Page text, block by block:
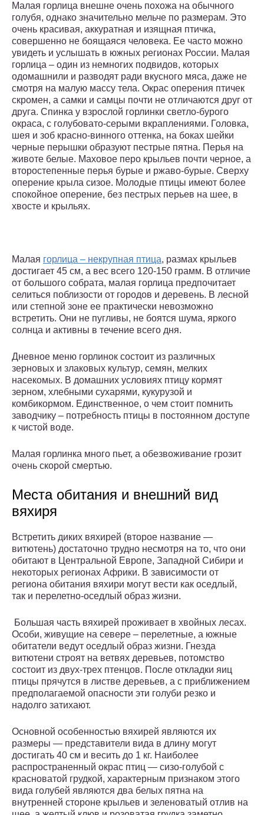
Малая горлица внешне очень похожа на обычного
голубя, однако значительно мельче по размерам. Это
очень красивая, аккуратная и изящная птичка,
совершенно не боящаяся человека. Ее часто можно
увидеть и услышать в южных регионах России. Малая
горлица – один из немногих подвидов, которых
одомашнили и разводят ради вкусного мяса, даже не
смотря на малую массу тела. Окрас оперения птичек
скромен, а самки и самцы почти не отличаются друг от
друга. Спинка у взрослой горлинки светло-бурого
окраса, с голубовато-серыми вкраплениями. Головка,
шея и зоб красно-винного оттенка, на боках шейки
черные перышки образуют пестрые пятна. Перья на
животе белые. Маховое перо крыльев почти черное, а
второстепенные перья бурые и ржаво-бурые. Сверху
оперение крыла сизое. Молодые птицы имеют более
спокойное оперение, без пестрых перьев на шее, в
хвосте и крыльях.
Малая горлица – некрупная птица, размах крыльев
достигает 45 см, а вес всего 120-150 грамм. В отличие
от большого собрата, малая горлица предпочитает
селиться поблизости от городов и деревень. В лесной
или степной зоне ее практически невозможно
встретить. Они не пугливы, не боятся шума, яркого
солнца и активны в течение всего дня.
Дневное меню горлинок состоит из различных
зерновых и злаковых культур, семян, мелких
насекомых. В домашних условиях птицу кормят
зерном, хлебными сухарями, кукурузой и
комбикормом. Единственное, о чем стоит помнить
заводчику – потребность птицы в постоянном доступе
к чистой воде.
Малая горлинка много пьет, а обезвоживание грозит
очень скорой смертью.
Места обитания и внешний вид
вяхиря
Встретить диких вяхирей (второе название —
витютень) достаточно трудно несмотря на то, что они
обитают в Центральной Европе, Западной Сибири и
некоторых регионах Африки. В зависимости от
региона обитания вяхири могут вести как оседлый,
так и перелетно-оседлый образ жизни.
Большая часть вяхирей проживает в хвойных лесах.
Особи, живущие на севере – перелетные, а южные
обитатели ведут оседлый образ жизни. Гнезда
витютени строят на ветвях деревьев, потомство
состоит из двух-трех птенцов. После откладки яиц
птицы прячутся в листве деревьев, а с приближением
предполагаемой опасности эти голуби резко и
надолго затихают.
Основной особенностью вяхирей являются их
размеры — представители вида в длину могут
достигать 40 см и весить до 1 кг. Наиболее
распространенный окрас птиц — сизо-голубой с
красноватой грудкой, характерным признаком этого
вида голубей являются два белых пятна на
внутренней стороне крыльев и зеленоватый отлив на